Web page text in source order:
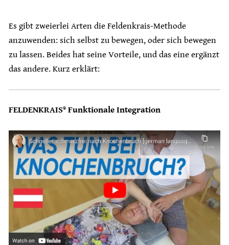
Es gibt zweierlei Arten die Feldenkrais-Methode
anzuwenden: sich selbst zu bewegen, oder sich bewegen
zu lassen. Beides hat seine Vorteile, und das eine ergänzt
das andere. Kurz erklärt:
FELDENKRAIS® Funktionale Integration